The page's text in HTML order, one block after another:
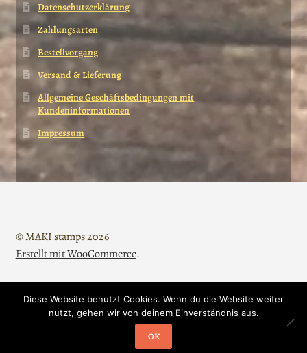
Datenschutzerklärung
Zahlungsarten
Bestellvorgang
Versand & Lieferung
Allgemeine Geschäftsbedingungen mit
Kundeninformationen
Impressum
© MAKI stamps 2026
Erstellt mit WooCommerce.
Vertrag widerrufen
Diese Website benutzt Cookies. Wenn du die Website weiter
nutzt, gehen wir von deinem Einverständnis aus.
OK